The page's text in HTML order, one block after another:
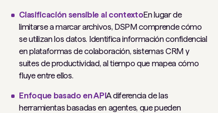
Clasificación sensible al contextoEn lugar de
limitarse a marcar archivos, DSPM comprende cómo
se utilizan los datos. Identifica información confidencial
en plataformas de colaboración, sistemas CRM y
suites de productividad, al tiempo que mapea cómo
fluye entre ellos.
Enfoque basado en APIA diferencia de las
herramientas basadas en agentes, que pueden